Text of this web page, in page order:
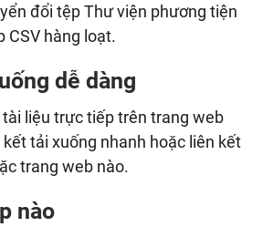
đổi tệp Thư viện phương tiện
CSV hàng loạt.
dễ dàng
liệu trực tiếp trên trang web
tải xuống nhanh hoặc liên kết
trang web nào.
nào